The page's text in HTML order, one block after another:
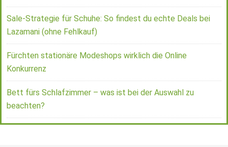
Sale-Strategie für Schuhe: So findest du echte Deals bei
Lazamani (ohne Fehlkauf)
Fürchten stationäre Modeshops wirklich die Online
Konkurrenz
Bett fürs Schlafzimmer – was ist bei der Auswahl zu
beachten?